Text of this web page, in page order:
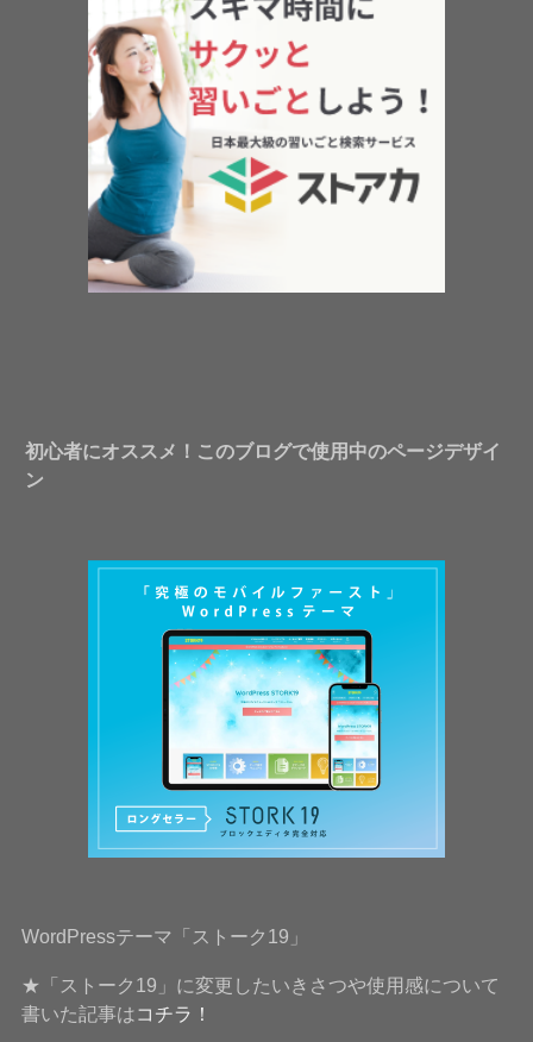
初心者にオススメ！このブログで使用中のページデザイ
ン
WordPressテーマ「ストーク19」
★「ストーク19」に変更したいきさつや使用感について
書いた記事はコチラ！